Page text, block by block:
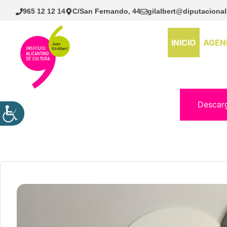
Saltar
965 12 12 14 C/San Fernando, 44
INICIO